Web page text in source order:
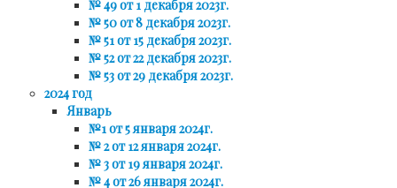
№ 49 от 1 декабря 2023г.
№ 50 от 8 декабря 2023г.
№ 51 от 15 декабря 2023г.
№ 52 от 22 декабря 2023г.
№ 53 от 29 декабря 2023г.
2024 год
Январь
№1 от 5 января 2024г.
№ 2 от 12 января 2024г.
№ 3 от 19 января 2024г.
№ 4 от 26 января 2024г.